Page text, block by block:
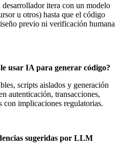
itera con un modelo
u otros) hasta que el código
previo ni verificación humana
usar IA para generar código?
scripts aislados y generación
autenticación, transacciones,
con implicaciones regulatorias.
sugeridas por LLM